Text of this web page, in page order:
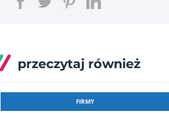
przeczytaj również
FIRMY